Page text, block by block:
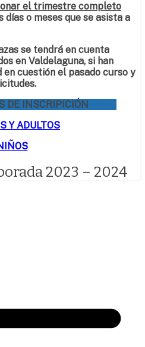
el trimestre completo
o meses que se asista a
se tendrá en cuenta
en Valdelaguna, si han
cuestión el pasado curso y
DE INSCRIPICIÓN
Y ADULTOS
2023 – 2024